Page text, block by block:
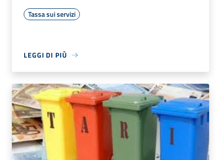
Tassa sui servizi
LEGGI DI PIÙ